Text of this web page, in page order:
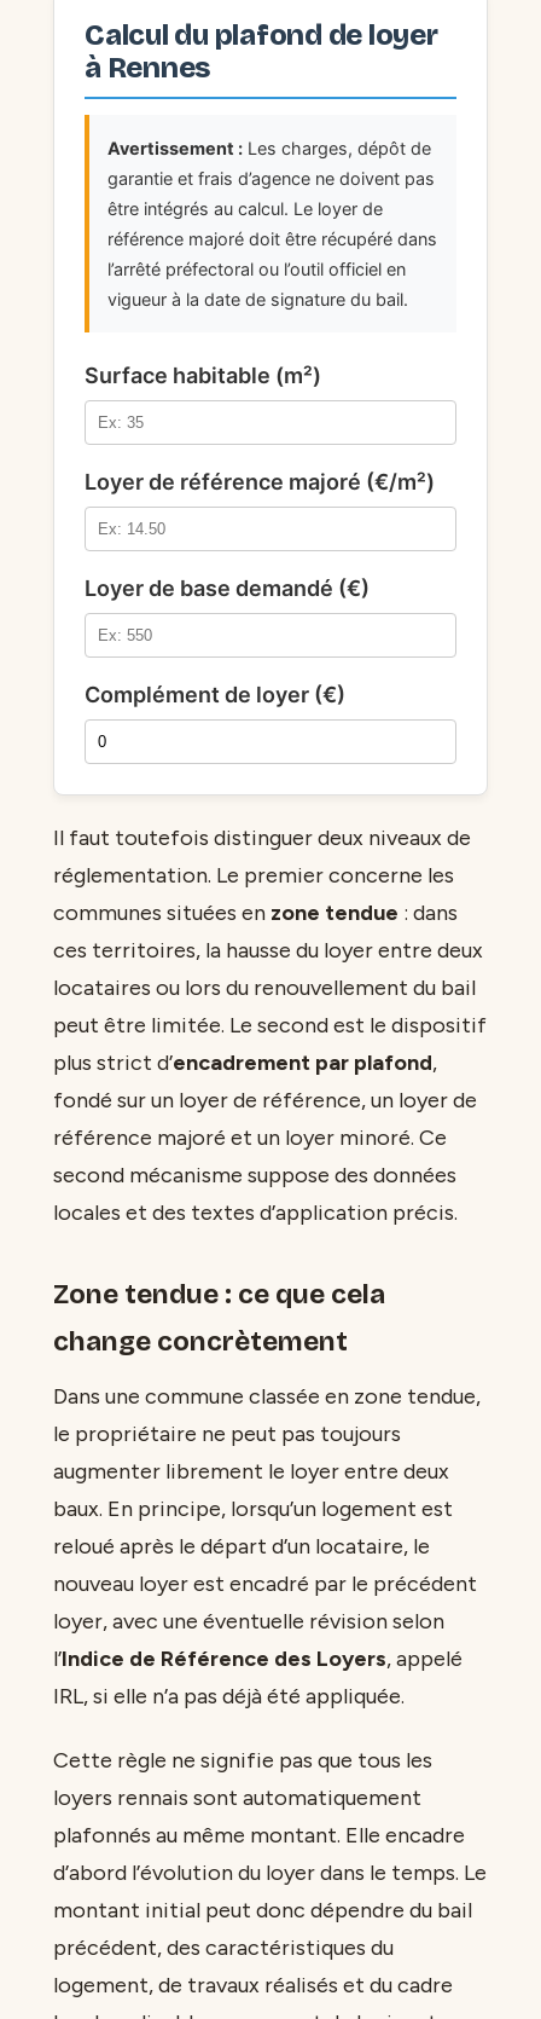
Calcul du plafond de loyer
à Rennes
Avertissement : Les charges, dépôt de
garantie et frais d’agence ne doivent pas
être intégrés au calcul. Le loyer de
référence majoré doit être récupéré dans
l’arrêté préfectoral ou l’outil officiel en
vigueur à la date de signature du bail.
Surface habitable (m²)
Loyer de référence majoré (€/m²)
Loyer de base demandé (€)
Complément de loyer (€)
Il faut toutefois distinguer deux niveaux de
réglementation. Le premier concerne les
communes situées en zone tendue : dans
ces territoires, la hausse du loyer entre deux
locataires ou lors du renouvellement du bail
peut être limitée. Le second est le dispositif
plus strict d’encadrement par plafond,
fondé sur un loyer de référence, un loyer de
référence majoré et un loyer minoré. Ce
second mécanisme suppose des données
locales et des textes d’application précis.
Zone tendue : ce que cela
change concrètement
Dans une commune classée en zone tendue,
le propriétaire ne peut pas toujours
augmenter librement le loyer entre deux
baux. En principe, lorsqu’un logement est
reloué après le départ d’un locataire, le
nouveau loyer est encadré par le précédent
loyer, avec une éventuelle révision selon
l’Indice de Référence des Loyers, appelé
IRL, si elle n’a pas déjà été appliquée.
Cette règle ne signifie pas que tous les
loyers rennais sont automatiquement
plafonnés au même montant. Elle encadre
d’abord l’évolution du loyer dans le temps. Le
montant initial peut donc dépendre du bail
précédent, des caractéristiques du
logement, de travaux réalisés et du cadre